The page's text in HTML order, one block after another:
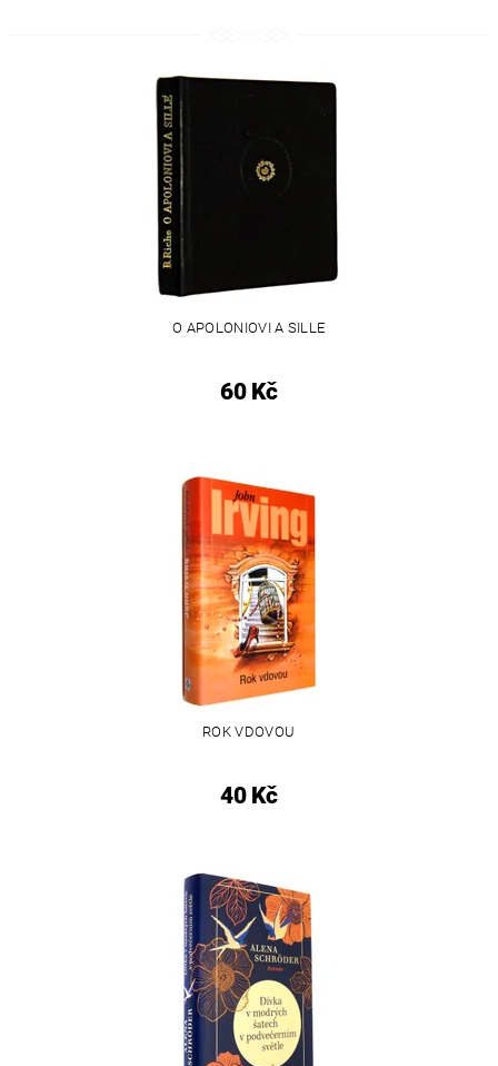
O APOLONIOVI A SILLE
60 Kč
ROK VDOVOU
40 Kč